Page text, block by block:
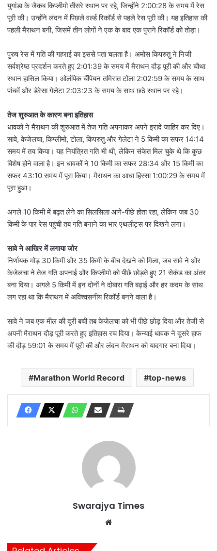
युगांडा के जैकब किप्‍लीमो तीसरे स्‍थान पर रहे, जिन्‍होंने 2:00:28 के समय में रेस
पूरी की। उन्‍होंने लंदन में पिछले वर्ल्‍ड रिकॉर्ड से पहले रेस पूरी की। यह इतिहास की
पहली मैराथन बनी, जिसमें तीन लोगों ने एक के बाद एक पुराने रिकॉर्ड को तोड़ा।
पुरुष रेस में गति की गहराई का इससे पता चलता है। अमोस किपरुतु ने निजी
सर्वश्रेष्‍ठ प्रदर्शन करते हुए 2:01:39 के समय में मैराथन दौड़ पूरी की और चौथा
स्‍थान हासिल किया। ओलंपिक चैंपियन तमिरात टोला 2:02:59 के समय के साथ
पांचवें और डेरेसा गेलेटा 2:03:23 के समय के साथ छठे स्‍थान पर रहे।
तेज शुरुआत के कारण बना इतिहास
धावकों ने मैराथन की शुरुआत में तेज गति अपनाकर अपने इरादे जाहिर कर दिए।
सावे, केजेलचा, किप्‍लीमो, टोला, किपरुतु और गेलेटा ने 5 किमी का सफर 14:14
समय में तय किया। यह नियंत्रित गति भी थी, लेकिन संकेत मिल चुके थे कि कुछ
विशेष होने वाला है। इन धावकों ने 10 किमी का सफर 28:34 और 15 किमी का
सफर 43:10 समय में पूरा किया। मैराथन का आधा हिस्‍सा 1:00:29 के समय में
पूरा हुआ।
अगले 10 किमी में बढ़त लेने का सिलसिला आगे-पीछे होता रहा, लेकिन जब 30
किमी के पार रेस पहुंची तब गति बनाने का भार एथलीट्स पर दिखने लगा।
सावे ने आखिर में लगाया जोर
निर्णायक मोड़ 30 किमी और 35 किमी के बीच देखने को मिला, जब सावे ने और
केजेलचा ने तेज गति अपनाई और किप्‍लीमो को पीछे छोड़ते हुए 21 सेकंड का अंतर
बना दिया। अगले 5 किमी में इन दोनों ने दोबारा गति बढ़ाई और हर कदम के साथ
लग रहा था कि मैराथन में अविश्‍वसनीय रिकॉर्ड बनने वाला है।
सावे ने जब एक मील की दूरी बची तब केजेलचा को भी पीछे छोड़ दिया और तेजी से
अपनी मैराथन दौड़ पूरी करते हुए इतिहास रच दिया। केन्‍याई धावक ने दूसरे हाफ
की दौड़ 59:01 के समय में पूरी की और लंदन मैराथन को यादगार बना दिया।
Marathon World Record top-news
Swarajya Times